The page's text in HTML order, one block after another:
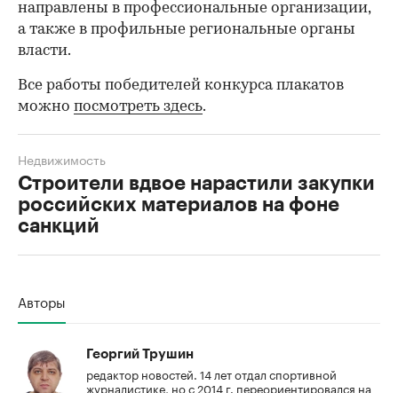
направлены в профессиональные организации,
а также в профильные региональные органы
власти.
00:00 / 00:00
Все работы победителей конкурса плакатов
можно посмотреть здесь.
Строители вдвое нарастили закупки
российских материалов на фоне
санкций
Недвижимость
Авторы
Георгий Трушин
редактор новостей. 14 лет отдал спортивной
журналистике, но с 2014 г. переориентировался на